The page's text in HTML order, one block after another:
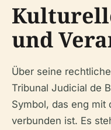
und
Über seine
Tribunal Judicial de
Symbol, das eng mit
verbunden ist. Es